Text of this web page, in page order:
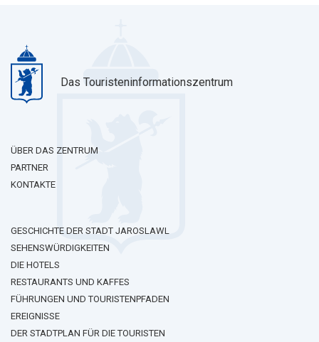
Das Touristeninformationszentrum
ÜBER DAS ZENTRUM
PARTNER
KONTAKTE
GESCHICHTE DER STADT JAROSLAWL
SEHENSWÜRDIGKEITEN
DIE HOTELS
RESTAURANTS UND KAFFES
FÜHRUNGEN UND TOURISTENPFADEN
EREIGNISSE
DER STADTPLAN FÜR DIE TOURISTEN